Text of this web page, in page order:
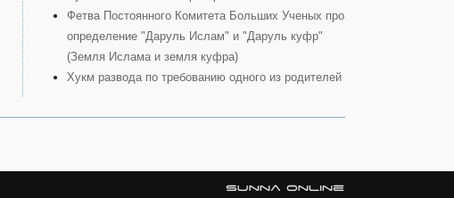
Фетва Постоянного Комитета Больших Ученых про
определение "Даруль Ислам" и "Даруль куфр"
(Земля Ислама и земля куфра)
Хукм развода по требованию одного из родителей